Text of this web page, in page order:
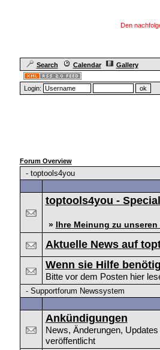
Den
Search Calendar
Gallery
Login:
Forum Overview
- toptools4you
toptools4you - Special
» Ihre Meinung zu
Aktuelle News auf
Wenn sie Hilfe
Bitte vor dem Posten hier
- Supportforum Newssystem
Ankündigungen
News, Änderungen,
veröffentlicht